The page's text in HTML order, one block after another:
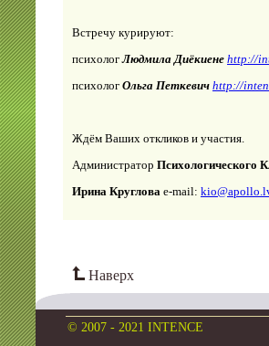
Встречу курируют:
психологЛюдмила Диёкиене http://
психолог Ольга Петкевич http://
Ждём Ваших откликов и участия.
Администратор Психологического
Ирина Круглова e-mail:
Наверх
© 2007 - 2021 INTENCE